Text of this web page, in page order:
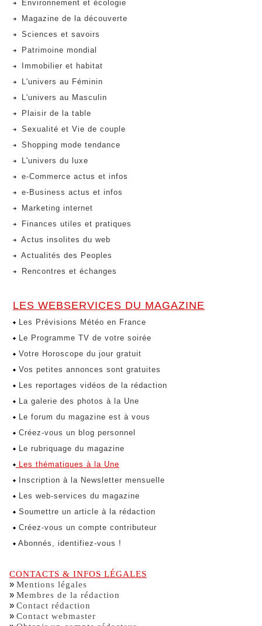
Environnement et écologie
Magazine de la découverte
Sciences et savoirs
Patrimoine mondial
Immobilier et habitat
L'univers au Féminin
L'univers au Masculin
Plaisir de la table
Sexualité et Vie de couple
Shopping mode tendance
L'univers du luxe
e-Commerce actus et infos
e-Business actus et infos
Marketing internet
Finances utiles et pratiques
Actus insolites du web
Actualités des Peoples
Rencontres et échanges
LES WEBSERVICES DU MAGAZINE
Les Prévisions Météo en France
Le Programme TV de votre soirée
Votre Horoscope du jour gratuit
Vos petites annonces sont gratuites
Les reportages vidéos de la rédaction
La galerie des photos à la Une
Le forum du magazine est à vous
Créez-vous un blog personnel
Le rubriquage du magazine
Les thématiques à la Une
Inscription à la Newsletter mensuelle
Les web-services du magazine
Soumettre un article à la rédaction
Créez-vous un compte contributeur
Abonnés, identifiez-vous !
CONTACTS & INFOS LÉGALES
» Mentions légales
» Membres de la rédaction
» Contact rédaction
» Contact webmaster